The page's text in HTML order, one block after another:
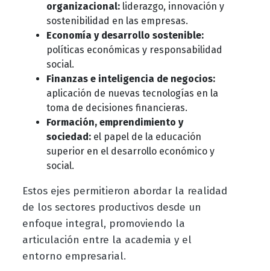
organizacional:liderazgo, innovación y
sostenibilidad en las empresas.
Economía y desarrollo sostenible:
políticas económicas y responsabilidad
social.
Finanzas e inteligencia de negocios:
aplicación de nuevas tecnologías en la
toma de decisiones financieras.
Formación, emprendimiento y
sociedad:el papel de la educación
superior en el desarrollo económico y
social.
Estos ejes permitieron abordar la realidad
de los sectores productivos desde un
enfoque integral, promoviendo la
articulación entre la academia y el
entorno empresarial.